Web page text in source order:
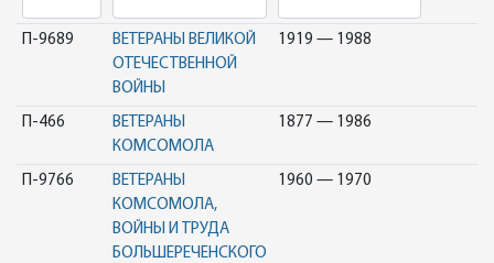
П-9689
ВЕТЕРАНЫ ВЕЛИКОЙ
ОТЕЧЕСТВЕННОЙ
ВОЙНЫ
1919 — 1988
П-466
ВЕТЕРАНЫ
КОМСОМОЛА
1877 — 1986
П-9766
ВЕТЕРАНЫ
КОМСОМОЛА,
ВОЙНЫ И ТРУДА
БОЛЬШЕРЕЧЕНСКОГО
1960 — 1970